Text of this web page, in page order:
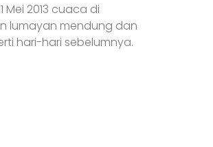
Mei 2013 cuaca di
lumayan mendung dan
hari-hari sebelumnya.